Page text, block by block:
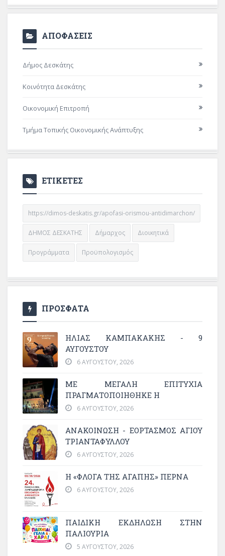
ΑΠΟΦΑΣΕΙΣ
Δήμος Δεσκάτης
Κοινότητα Δεσκάτης
Οικονομική Επιτροπή
Τμήμα Τοπικής Οικονομικής Ανάπτυξης
ΕΤΙΚΕΤΕΣ
https://dimos-deskatis.gr/apofasi-orismou-antidimarchon/
ΔΗΜΟΣ ΔΕΣΚΑΤΗΣ Δήμαρχος Διοικητικά
Προγράμματα Προϋπολογισμός
ΠΡΟΣΦΑΤΑ
ΗΛΙΑΣ ΚΑΜΠΑΚΑΚΗΣ - 9
ΑΥΓΟΥΣΤΟΥ
6 ΑΥΓΟΎΣΤΟΥ, 2026
ΜΕ ΜΕΓΆΛΗ ΕΠΙΤΥΧΊΑ
ΠΡΑΓΜΑΤΟΠΟΙΉΘΗΚΕ Η
6 ΑΥΓΟΎΣΤΟΥ, 2026
ΑΝΑΚΟΙΝΩΣΗ - ΕΟΡΤΑΣΜΟΣ ΑΓΙΟΥ
ΤΡΙΑΝΤΑΦΥΛΛΟΥ
6 ΑΥΓΟΎΣΤΟΥ, 2026
Η «ΦΛΌΓΑ ΤΗΣ ΑΓΆΠΗΣ» ΠΕΡΝΆ
6 ΑΥΓΟΎΣΤΟΥ, 2026
ΠΑΙΔΙΚΗ ΕΚΔΗΛΩΣΗ ΣΤΗΝ
ΠΑΛΙΟΥΡΙΑ
5 ΑΥΓΟΎΣΤΟΥ, 2026